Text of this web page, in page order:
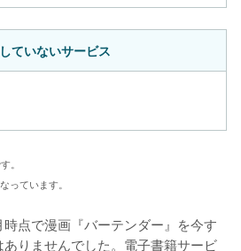
ていないサービス
。
っています。
点で漫画『バーテンダー』を今す
りませんでした。電子書籍サービ